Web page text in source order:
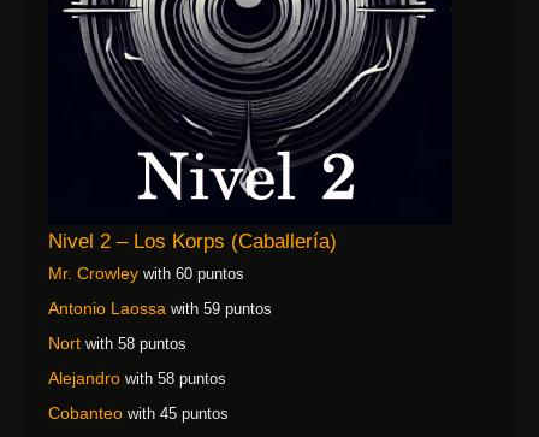
Nivel 2 – Los Korps (Caballería)
Mr. Crowley with 60 puntos
Antonio Laossa with 59 puntos
Nort with 58 puntos
Alejandro with 58 puntos
Cobanteo with 45 puntos